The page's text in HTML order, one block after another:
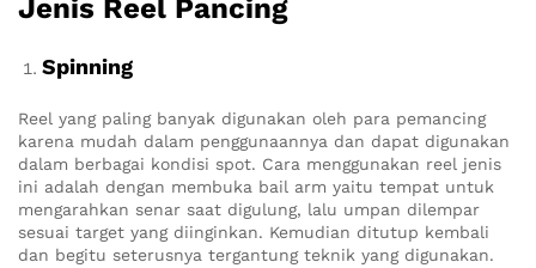
Jenis Reel Pancing
Spinning
Reel yang paling banyak digunakan oleh para pemancing
karena mudah dalam penggunaannya dan dapat digunakan
dalam berbagai kondisi spot. Cara menggunakan reel jenis
ini adalah dengan membuka bail arm yaitu tempat untuk
mengarahkan senar saat digulung, lalu umpan dilempar
sesuai target yang diinginkan. Kemudian ditutup kembali
dan begitu seterusnya tergantung teknik yang digunakan.